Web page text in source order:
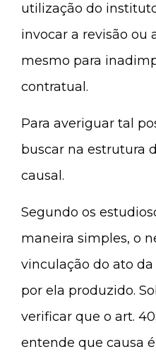
utilização do
invocar a revisão ou
mesmo para
contratual.
Para averiguar tal
buscar na estrutura
causal.
Segundo os
maneira simples, o
vinculação do ato
por ela produzido.
verificar que o art.
entende que causa